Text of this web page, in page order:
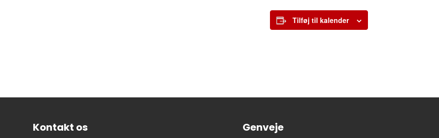
Tilføj til kalender
Kontakt os Genveje